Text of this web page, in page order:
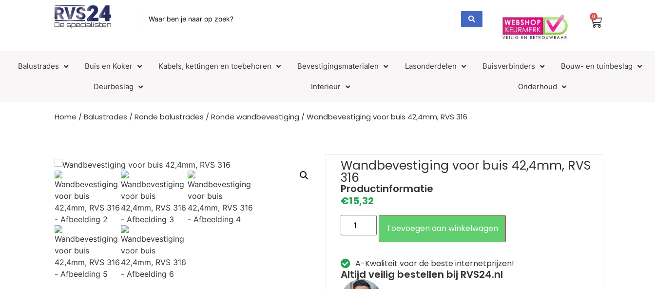
0
Balustrades Buis en Koker Kabels, kettingen en toebehoren Bevestigingsmaterialen Lasonderdelen Buisverbinders Bouw- en tuinbeslag
Deurbeslag Interieur Onderhoud
Home / Balustrades / Ronde balustrades / Ronde wandbevestiging / Wandbevestiging voor buis 42,4mm, RVS 316
Wandbevestiging voor buis 42,4mm, RVS
316
Productinformatie
€15,32
Toevoegen aan winkelwagen
A-Kwaliteit voor de beste internetprijzen!
Altijd veilig bestellen bij RVS24.nl